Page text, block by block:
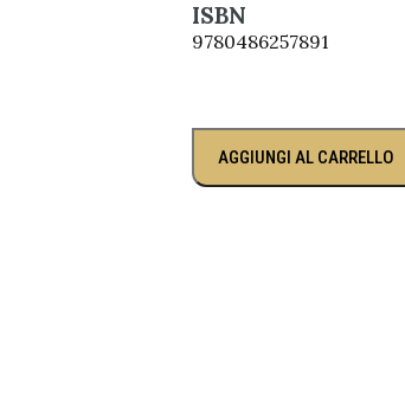
ISBN
9780486257891
AGGIUNGI AL CARRELLO